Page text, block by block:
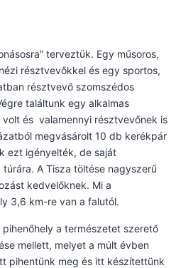
terveztük. Egy műsoros,
résztvevőkkel és egy sportos,
résztvevő szomszédos
találtunk egy alkalmas
és valamennyi résztvevőnek is
megvásárolt 10 db kerékpár
ezt igényelték, de saját
A Tisza töltése nagyszerű
kedvelőknek. Mi a
3,6 km-re van a falutól.
a természetet szerető
mellett, melyet a múlt évben
pihentünk meg és itt készítettünk